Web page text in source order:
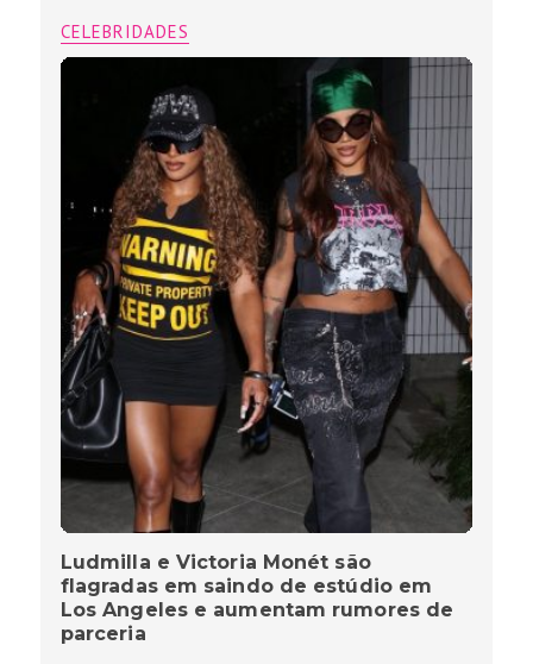
CELEBRIDADES
Ludmilla e Victoria Monét são
flagradas em saindo de estúdio em
Los Angeles e aumentam rumores de
parceria